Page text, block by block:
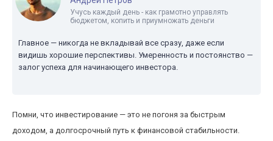
Учусь каждый день - как грамотно управлять
бюджетом, копить и приумножать деньги
Главное — никогда не вкладывай все сразу, даже если
видишь хорошие перспективы. Умеренность и постоянство —
залог успеха для начинающего инвестора.
Помни, что инвестирование — это не погоня за быстрым
доходом, а долгосрочный путь к финансовой стабильности.